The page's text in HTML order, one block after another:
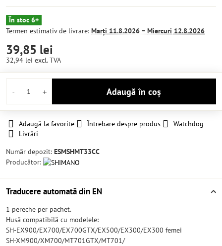
În stoc 6+
Termen estimativ de livrare: Marți 11.8.2026 − Miercuri 12.8.2026
39,85 lei
32,94 lei excl. TVA
Adaugă în coș
Adaugă la favorite Întrebare despre produs
Watchdog
Livrări
Număr depozit: ESMSHMT33CC
Producător:
Traducere automată din EN
1 pereche per pachet.
Husă compatibilă cu modelele:
SH-EX900/EX700/EX700GTX/EX500/EX300/EX300 femei
SH-XM900/XM700/MT701GTX/MT701/